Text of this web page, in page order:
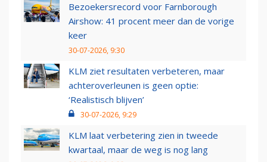
Bezoekersrecord voor Farnborough
Airshow: 41 procent meer dan de vorige
keer
30-07-2026, 9:30
KLM ziet resultaten verbeteren, maar
achteroverleunen is geen optie:
‘Realistisch blijven’
30-07-2026, 9:29
KLM laat verbetering zien in tweede
kwartaal, maar de weg is nog lang